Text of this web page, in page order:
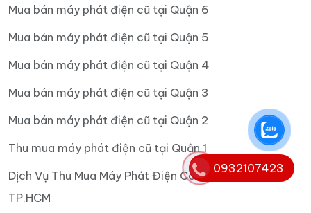
Mua bán máy phát điện cũ tại Quận 6
Mua bán máy phát điện cũ tại Quận 5
Mua bán máy phát điện cũ tại Quận 4
Mua bán máy phát điện cũ tại Quận 3
Mua bán máy phát điện cũ tại Quận 2
Thu mua máy phát điện cũ tại Quận 1
Dịch Vụ Thu Mua Máy Phát Điện Công Suất Lớn Cũ Ở
TP.HCM
0932107423